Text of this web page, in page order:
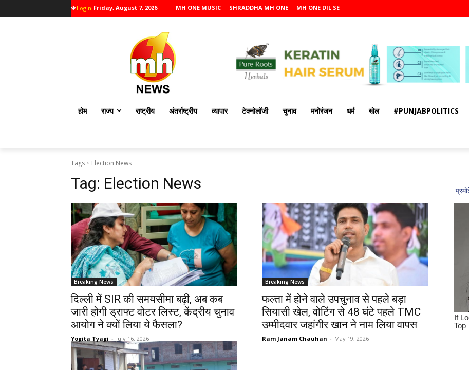
Login Friday, August 7, 2026 MH ONE MUSIC SHRADDHA MH ONE MH ONE DIL SE
होम राज्य राष्ट्रीय अंतर्राष्ट्रीय व्यापार टेक्नोलॉजी चुनाव मनोरंजन धर्म खेल #PUNJABPOLITICS
Tags Election News
Tag: Election News
Breaking News
दिल्ली में SIR की समयसीमा बढ़ी, अब कब
जारी होगी ड्राफ्ट वोटर लिस्ट, केंद्रीय चुनाव
आयोग ने क्यों लिया ये फैसला?
Yogita Tyagi - July 16, 2026
Breaking News
फल्ता में होने वाले उपचुनाव से पहले बड़ा
सियासी खेल, वोटिंग से 48 घंटे पहले TMC
उम्मीदवार जहांगीर खान ने नाम लिया वापस
Ram Janam Chauhan - May 19, 2026